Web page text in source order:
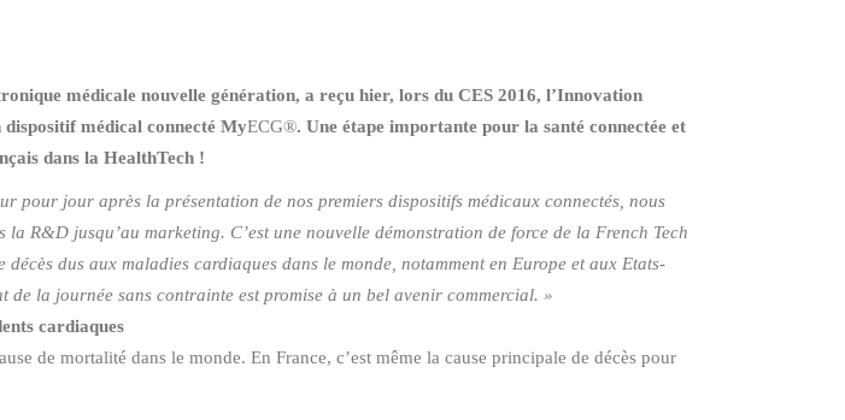
médicale nouvelle génération, a reçu hier, lors du CES 2016, l’Innovation
médical connecté MyECG®. Une étape importante pour la santé connectée et
dans la HealthTech !
pour jour après la présentation de nos premiers dispositifs médicaux connectés, nous
R&D jusqu’au marketing. C’est une nouvelle démonstration de force de la French Tech
dus aux maladies cardiaques dans le monde, notamment en Europe et aux Etats-
la journée sans contrainte est promise à un bel avenir commercial. »
cardiaques
de mortalité dans le monde. En France, c’est même la cause principale de décès pour